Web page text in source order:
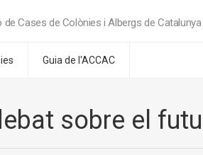
Cases de Colònies i Albergs de Catalunya
Guia de l'ACCAC
sobre el